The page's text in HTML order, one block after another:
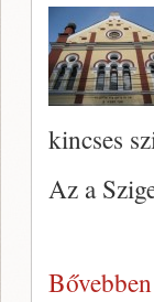
kincses
Az a
Bővebben